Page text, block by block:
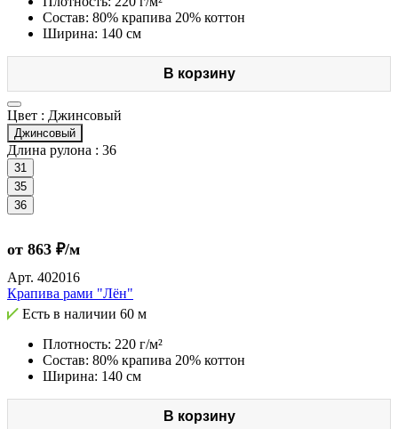
Состав: 80% крапива 20% коттон
Ширина: 140 см
В корзину
Цвет : Джинсовый
Джинсовый
Длина рулона : 36
31
35
36
от 863 ₽/м
Арт. 402016
Крапива рами "Лён"
Есть в наличии 60 м
Плотность: 220 г/м²
Состав: 80% крапива 20% коттон
Ширина: 140 см
В корзину